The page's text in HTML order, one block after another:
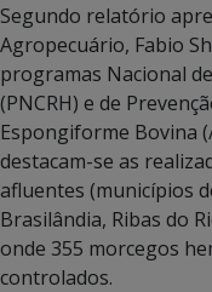
Segundo relatório
Agropecuário, Fabio
programas Nacional
(PNCRH) e de
Espongiforme Bovina
destacam-se as
afluentes (municípios
Brasilândia, Ribas do
onde 355 morcegos
controlados.